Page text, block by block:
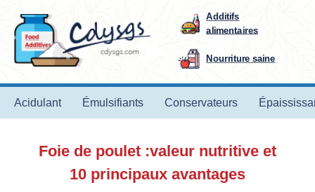
Additifs
alimentaires
Nourriture saine
Acidulant Émulsifiants Conservateurs
Foie de poulet :valeur nutritive et
10 principaux avantages